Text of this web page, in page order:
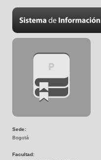
Sede:
Bogotá
Facultad: